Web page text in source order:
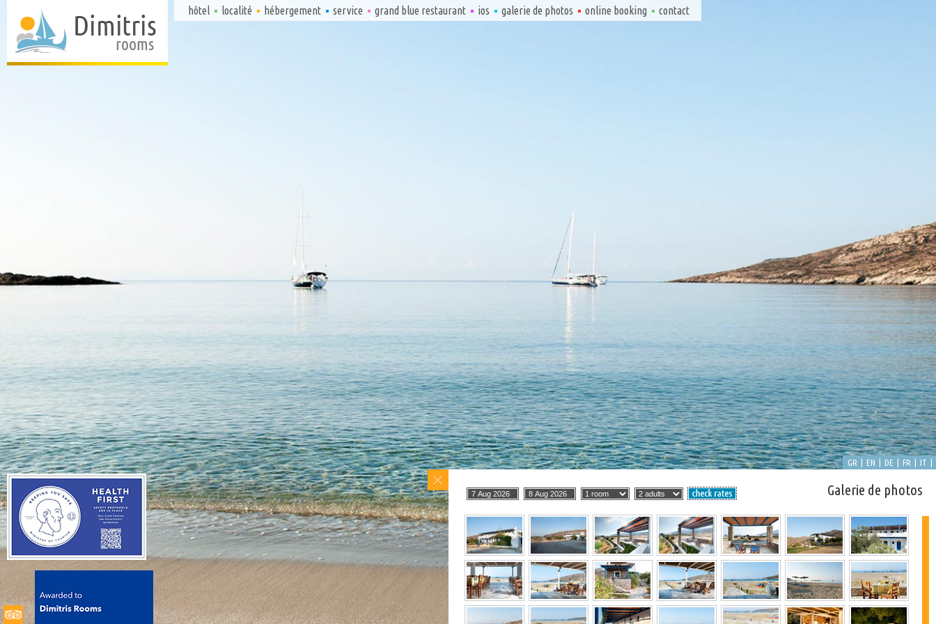
hôtel localité hébergement service grand blue restaurant ios galerie de photos online booking contact
GR EN DE FR IT
Galerie de photos